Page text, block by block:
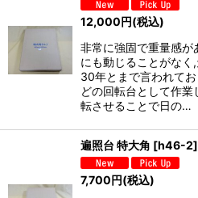
12,000円(税込)
非常に強固で重量感が
にも動じることがなく
30年とまで言われて
どの回転台として作
転させることで日の…
遍照台 特大角 [h46-2]
7,700円(税込)